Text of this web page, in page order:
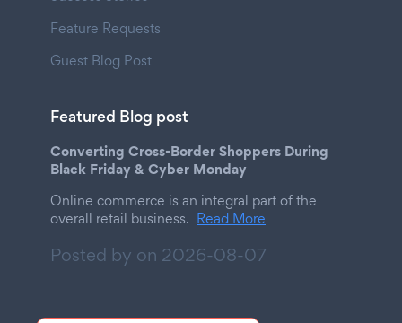
Feature Requests
Guest Blog Post
Featured Blog post
Converting Cross-Border Shoppers During
Black Friday & Cyber Monday
Online commerce is an integral part of the
overall retail business. Read More
Posted by on 2026-08-07